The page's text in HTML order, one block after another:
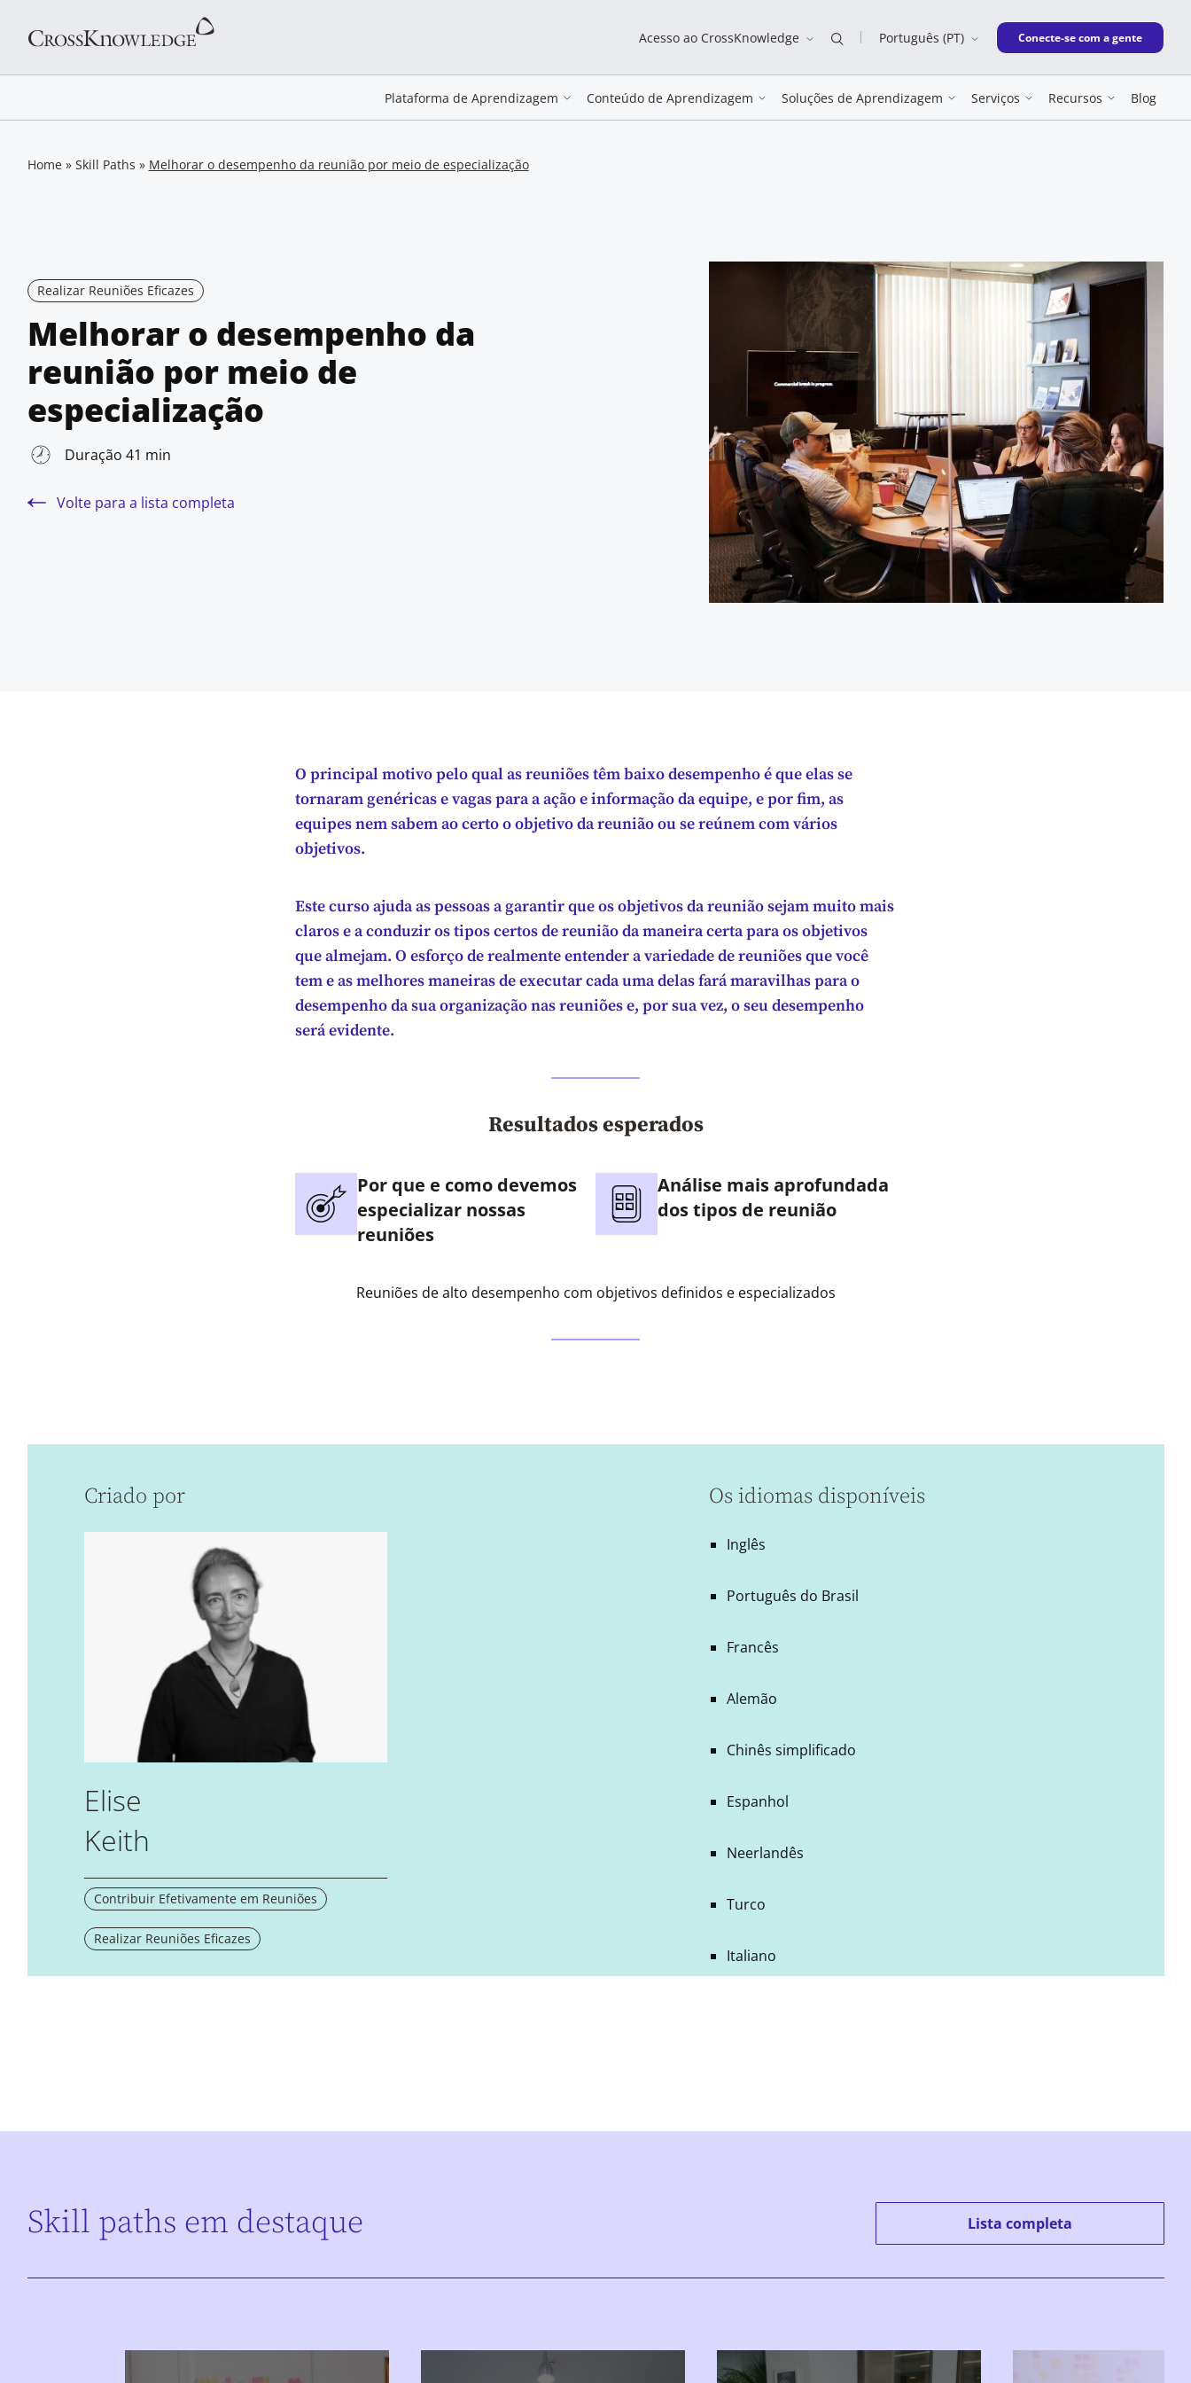
Acesso ao CrossKnowledge Português (PT) New window
Conecte-se com a gente
Plataforma de Aprendizagem Conteúdo de Aprendizagem Soluções de Aprendizagem Serviços Recursos Blog
Home» Skill Paths » Melhorar o desempenho da reunião por meio de especialização
Realizar Reuniões Eficazes
Melhorar o desempenho da
reunião por meio de
especialização
Duração 41 min
Volte para a lista completa
O principal motivo pelo qual as reuniões têm baixo desempenho é que elas se
tornaram genéricas e vagas para a ação e informação da equipe, e por fim, as
equipes nem sabem ao certo o objetivo da reunião ou se reúnem com vários
objetivos.
Este curso ajuda as pessoas a garantir que os objetivos da reunião sejam muito mais
claros e a conduzir os tipos certos de reunião da maneira certa para os objetivos
que almejam. O esforço de realmente entender a variedade de reuniões que você
tem e as melhores maneiras de executar cada uma delas fará maravilhas para o
desempenho da sua organização nas reuniões e, por sua vez, o seu desempenho
será evidente.
Resultados esperados
Por que e como devemos
especializar nossas
reuniões
Análise mais aprofundada
dos tipos de reunião
Reuniões de alto desempenho com objetivos definidos e especializados
Criado por
Elise
Keith
Contribuir Efetivamente em Reuniões
Realizar Reuniões Eficazes
Os idiomas disponíveis
Inglês
Português do Brasil
Francês
Alemão
Chinês simplificado
Espanhol
Neerlandês
Turco
Italiano
Skill paths em destaque Lista completa